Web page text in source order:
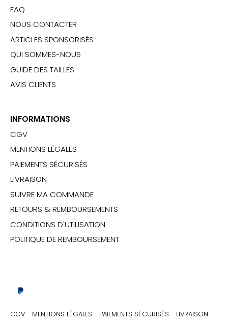
FAQ
NOUS CONTACTER
ARTICLES SPONSORISÉS
QUI SOMMES-NOUS
GUIDE DES TAILLES
AVIS CLIENTS
INFORMATIONS
CGV
MENTIONS LÉGALES
PAIEMENTS SÉCURISÉS
LIVRAISON
SUIVRE MA COMMANDE
RETOURS & REMBOURSEMENTS
CONDITIONS D'UTILISATION
POLITIQUE DE REMBOURSEMENT
CGV MENTIONS LÉGALES PAIEMENTS SÉCURISÉS
LIVRAISON